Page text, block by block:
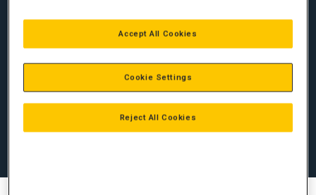
DIN PARTNER FOR PÅLIDELIGE
STRØMFORSYNINGER
Leder du efter en partner der i samarbejde med dig finder
bedst egnede strømforsyning til din virksomhed til den laveste
pris? I så fald, er Zeppelin Danmark den rette til at hjælpe dig.
Udover topkvalitetsprodukter tilbyder vi dig også innovative
løsninger.
Reject All Cookies
Accept All Cookies
Cookie Settings